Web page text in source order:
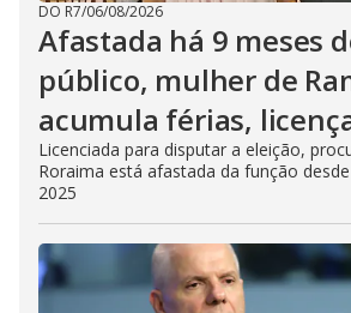
DO R7/06/08/2026
Afastada há 9 meses
público, mulher de
acumula férias,
Licenciada para disputar a eleição,
Roraima está afastada da função
2025